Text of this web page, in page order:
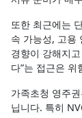
또한 최근에는
속 가능성, 고용
경향이 강해지
다”는 접근은 위
가족초청 영주
닙니다. 특히